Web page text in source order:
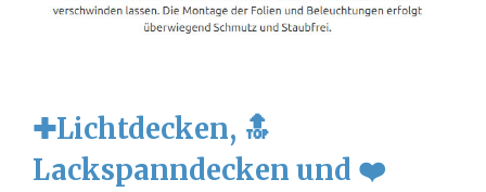
✚Lichtdecken, 🔝
Lackspanndecken und ❤️